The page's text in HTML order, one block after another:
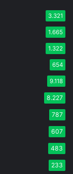
3.321
1.665
1.322
654
9.118
8.227
787
607
483
233